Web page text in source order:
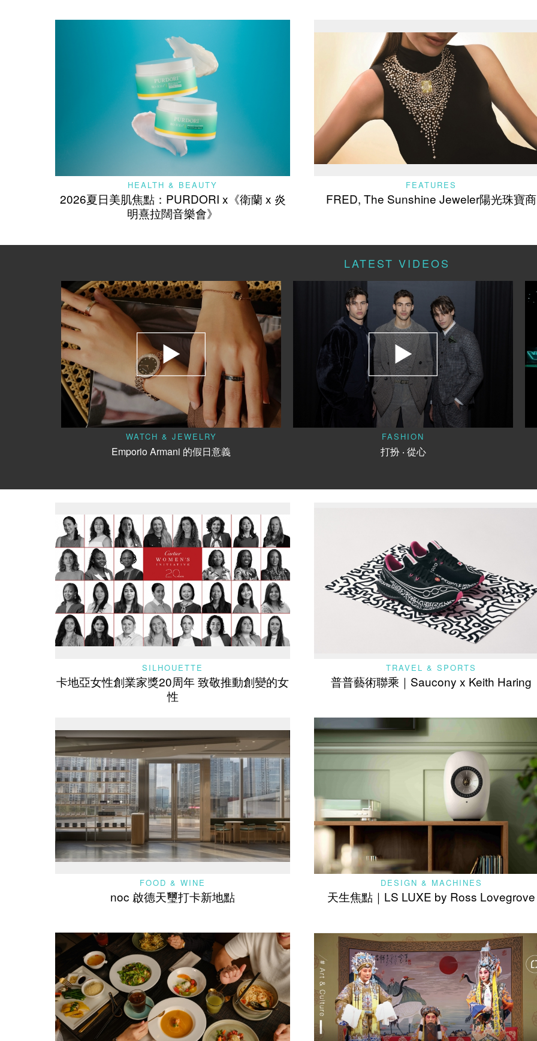
HEALTH & BEAUTY
2026夏日美肌焦點：PURDORI x《衛蘭 x 炎
明熹拉闊音樂會》
FEATURES
FRED, The Sunshine Jeweler陽光珠寶商
LATEST VIDEOS
WATCH & JEWELRY
Emporio Armani 的假日意義
FASHION
打扮 ‧ 從心
SILHOUETTE
卡地亞女性創業家獎20周年 致敬推動創變的女
性
TRAVEL & SPORTS
普普藝術聯乘｜Saucony x Keith Haring
FOOD & WINE
noc 啟德天璽打卡新地點
DESIGN & MACHINES
天生焦點｜LS LUXE by Ross Lovegrove